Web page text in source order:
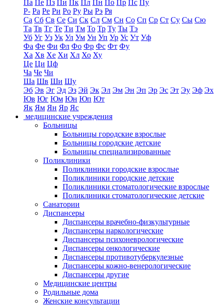
Па Пе Пз Пи Пк Пл Пн По Пр Пс Пу
Р- Ра Ре Ри Ро Ру Ры Рэ Ря
Са Сб Св Се Си Ск Сл См Сн Со Сп Ср Ст Су Сы Сю
Та Тв Тг Те Ти Тм То Тр Ту Ты Тэ
Уб Уг Уз Ук Ул Ум Ун Уп Ур Ус Ут Уф
Фа Фе Фи Фл Фо Фр Фс Фт Фу
Ха Хв Хе Хи Хл Хо Ху
Це Ци Цф
Ча Че Чи
Ша Шв Ши Шу
Эб Эв Эг Эд Эз Эй Эк Эл Эм Эн Эп Эр Эс Эт Эу Эф Эх
Юв Юг Юм Юн Юп Ют
Як Ям Ян Яр Яс
медицинские учреждения
Больницы
Больницы городские взрослые
Больницы городские детские
Больницы специализированные
Поликлиники
Поликлиники городские взрослые
Поликлиники городские детские
Поликлиники стоматологические взрослые
Поликлиники стоматологические детские
Санатории
Диспансеры
Диспансеры врачебно-физкультурные
Диспансеры наркологические
Диспансеры психоневрологические
Диспансеры онкологические
Диспансеры противотуберкулезные
Диспансеры кожно-венерологические
Диспансеры другие
Медицинские центры
Родильные дома
Женские консультации